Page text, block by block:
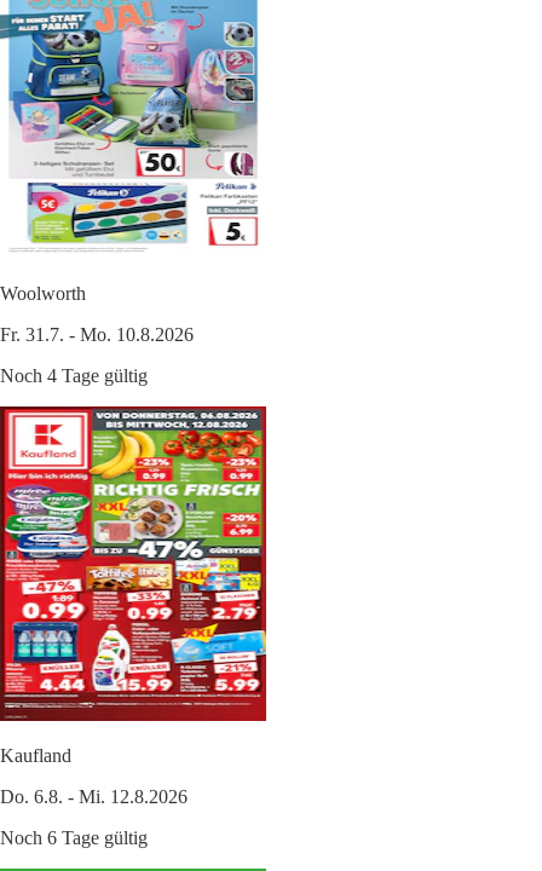
Woolworth
Fr. 31.7. - Mo. 10.8.2026
Noch 4 Tage gültig
Kaufland
Do. 6.8. - Mi. 12.8.2026
Noch 6 Tage gültig